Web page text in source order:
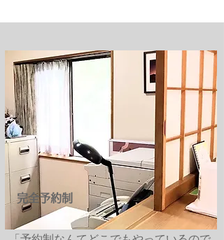
完全予約制